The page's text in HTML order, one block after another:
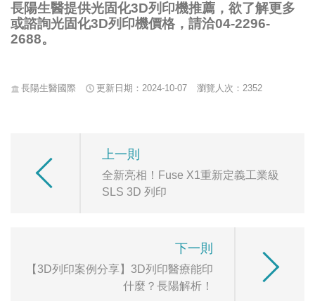
長陽生醫提供光固化3D列印機推薦，欲了解更多
或諮詢光固化3D列印機價格，請洽04-2296-
2688。
長陽生醫國際 更新日期：2024-10-07 瀏覽人次：2352
上一則
全新亮相！Fuse X1重新定義工業級
SLS 3D 列印
下一則
【3D列印案例分享】3D列印醫療能印
什麼？長陽解析！